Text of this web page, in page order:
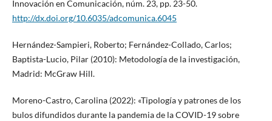
Innovación en Comunicación, núm. 23, pp. 23-50.
http://dx.doi.org/10.6035/adcomunica.6045
Hernández-Sampieri, Roberto; Fernández-Collado, Carlos;
Baptista-Lucio, Pilar (2010): Metodología de la investigación,
Madrid: McGraw Hill.
Moreno-Castro, Carolina (2022): «Tipología y patrones de los
bulos difundidos durante la pandemia de la COVID-19 sobre